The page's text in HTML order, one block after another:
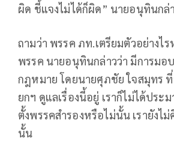
ผิด ชี้แจงไม่ได้ก็ผิด” นายอนุทินกล่
ถามว่า พรรค ภท.เตรียมตัวอย่างไ
พรรค นายอนุทินกล่าวว่า มีการมอ
กฎหมาย โดยนายศุภชัย ใจสมุทร
ยกฯ ดูแลเรื่องนี้อยู่ เราก็ไม่ได้ประ
ตั้งพรรคสำรองหรือไม่นั้น เรายังไ
นั้น